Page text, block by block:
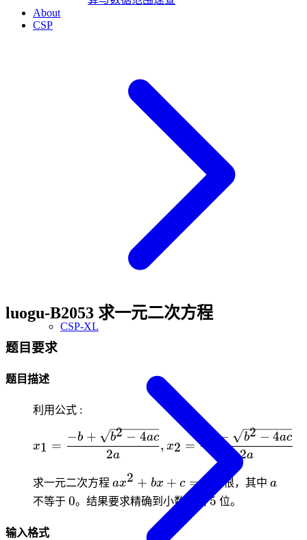
About
CSP
CSP-XL
luogu-B2053 求一元二次方程
题目要求
题目描述
利用公式 :
x_1=\frac{-
x1 =
2a
−b + b2 − 4ac
, x2 =
2a
− b2 − 4ac
求一元二次方程 ax^2+bx+c=0
ax2 + bx + c = 0 的根，其中 a
a
不等于 0
0。结果要求精确到小数点后5
5 位。
输入格式